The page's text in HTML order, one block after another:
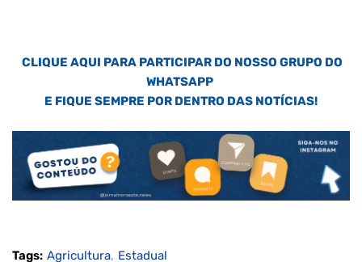
CLIQUE AQUI PARA PARTICIPAR DO NOSSO GRUPO DO
WHATSAPP
E FIQUE SEMPRE POR DENTRO DAS NOTÍCIAS!
Tags: Agricultura Estadual